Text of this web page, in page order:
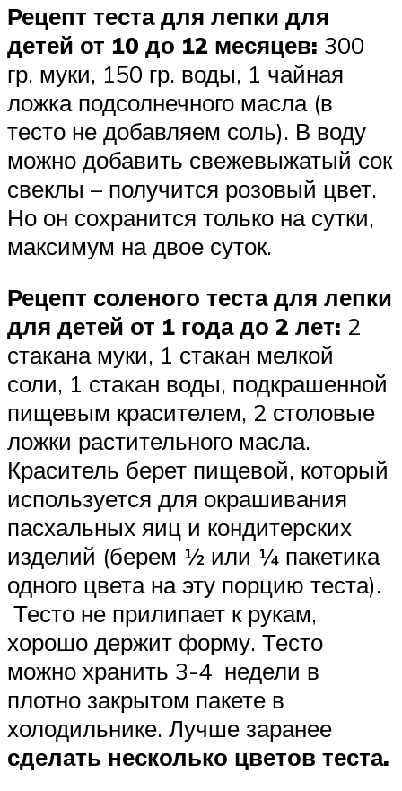
Рецепт теста для лепки для
детей от 10 до 12 месяцев: 300
гр. муки, 150 гр. воды, 1 чайная
ложка подсолнечного масла (в
тесто не добавляем соль). В воду
можно добавить свежевыжатый сок
свеклы – получится розовый цвет.
Но он сохранится только на сутки,
максимум на двое суток.
Рецепт соленого теста для лепки
для детей от 1 года до 2 лет: 2
стакана муки, 1 стакан мелкой
соли, 1 стакан воды, подкрашенной
пищевым красителем, 2 столовые
ложки растительного масла.
Краситель берет пищевой, который
используется для окрашивания
пасхальных яиц и кондитерских
изделий (берем ½ или ¼ пакетика
одного цвета на эту порцию теста).
Тесто не прилипает к рукам,
хорошо держит форму. Тесто
можно хранить 3-4 недели в
плотно закрытом пакете в
холодильнике. Лучше заранее
сделать несколько цветов теста.